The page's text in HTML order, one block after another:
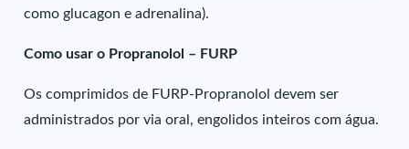
como glucagon e adrenalina).
Como usar o Propranolol – FURP
Os comprimidos de FURP-Propranolol devem ser
administrados por via oral, engolidos inteiros com água.